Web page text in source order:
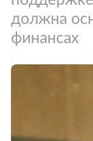
должна
финансах